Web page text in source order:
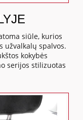
siūle, kurios
užvalkalų spalvos.
kokybės
serijos stilizuotas